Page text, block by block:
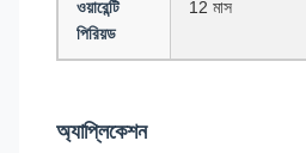
ওয়ারেন্টি
পিরিয়ড
12 মাস
অ্যাপ্লিকেশন